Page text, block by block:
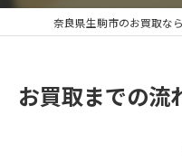
奈良県生駒市のお買取な
お買取までの流